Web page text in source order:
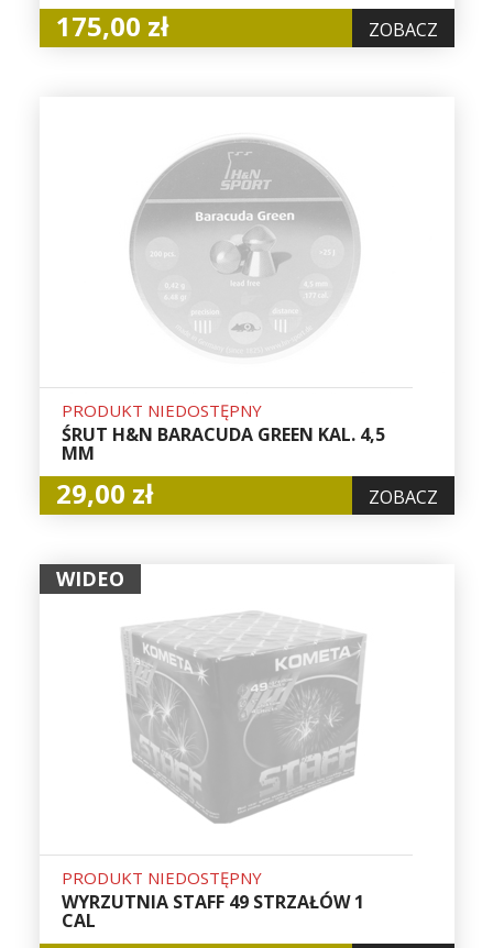
175,00 zł ZOBACZ
PRODUKT NIEDOSTĘPNY
ŚRUT H&N BARACUDA GREEN KAL. 4,5
MM
29,00 zł ZOBACZ
WIDEO
PRODUKT NIEDOSTĘPNY
WYRZUTNIA STAFF 49 STRZAŁÓW 1
CAL